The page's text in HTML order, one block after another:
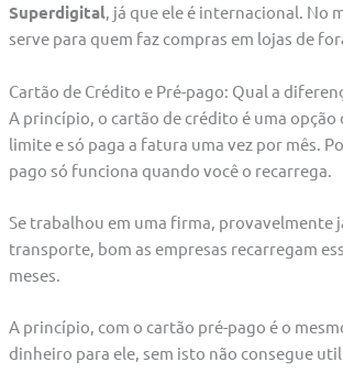
Superdigital, já que ele é internacional. No
serve para quem faz compras em lojas de
Cartão de Crédito e Pré-pago: Qual a
A princípio, o cartão de crédito é uma opção
limite e só paga a fatura uma vez por mês.
pago só funciona quando você o recarrega.
Se trabalhou em uma firma, provavelmente
transporte, bom as empresas recarregam
meses.
A princípio, com o cartão pré-pago é o
dinheiro para ele, sem isto não consegue